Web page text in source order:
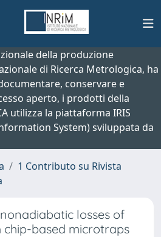
della produzione
di Ricerca Metrologica, ha
conservare e
aperto, i prodotti della
utilizza la piattaforma IRIS
System) sviluppata da
1 Contributo su Rivista
losses of
chip-based microtraps